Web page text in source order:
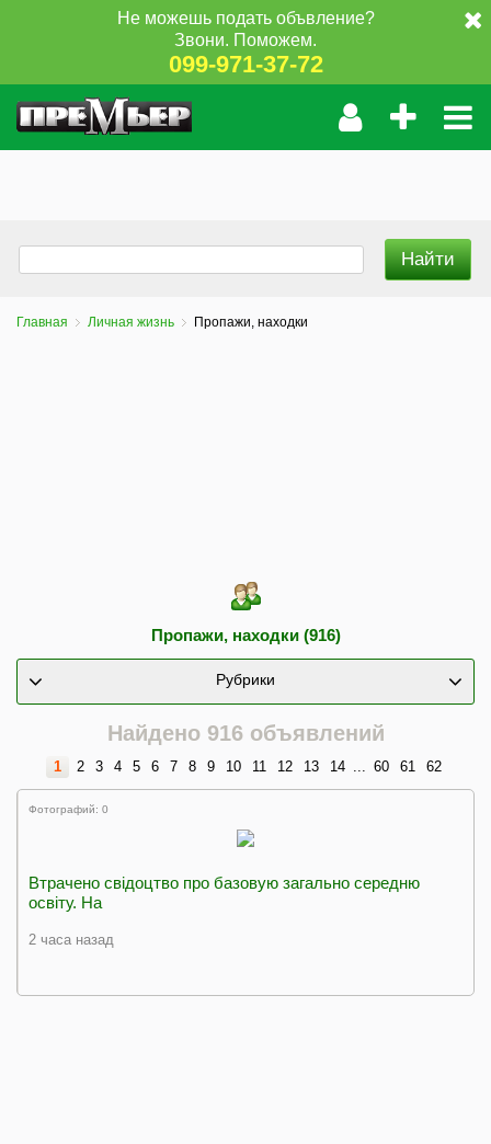
Не можешь подать объвление?
Звони. Поможем.
099-971-37-72
Главная Личная жизнь Пропажи, находки
Пропажи, находки (916)
Рубрики
Найдено 916 объявлений
1 2 3 4 5 6 7 8 9 10 11 12 13 14 ... 60 61 62
Фотографий: 0
Втрачено свiдоцтво про базовую загально середню
освiту. На
2 часа назад